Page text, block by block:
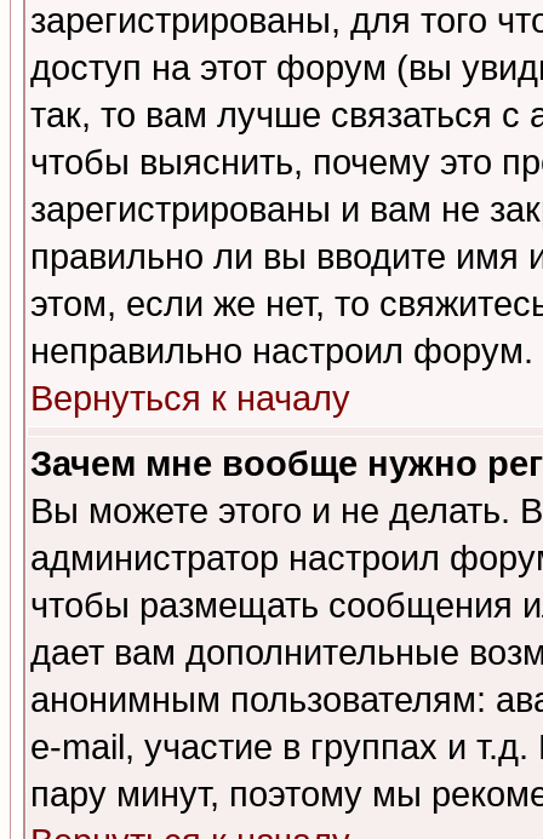
зарегистрированы, для того
доступ на этот форум (вы
так, то вам лучше связаться
чтобы выяснить, почему это
зарегистрированы и вам не
правильно ли вы вводите
этом, если же нет, то
неправильно настроил форум.
Вернуться к началу
Зачем мне вообще нужно
Вы можете этого и не делать.
администратор настроил
чтобы размещать сообщения
дает вам дополнительные
анонимным пользователям:
e-mail, участие в группах и
пару минут, поэтому мы